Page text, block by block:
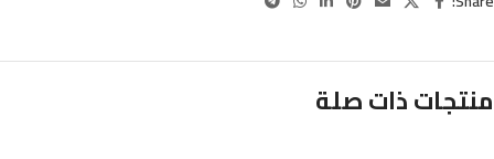
منتجات ذات صلة